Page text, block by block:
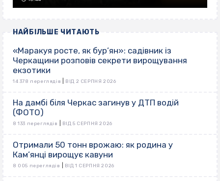
НАЙБІЛЬШЕ ЧИТАЮТЬ
«Маракуя росте, як бур’ян»: садівник із
Черкащини розповів секрети вирощування
екзотики
14 378 переглядів ВІД 2 СЕРПНЯ 2026
На дамбі біля Черкас загинув у ДТП водій
(ФОТО)
8 133 переглядів ВІД 5 СЕРПНЯ 2026
Отримали 50 тонн врожаю: як родина у
Кам’янці вирощує кавуни
8 005 переглядів ВІД 1 СЕРПНЯ 2026